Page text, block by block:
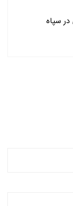
سپاه